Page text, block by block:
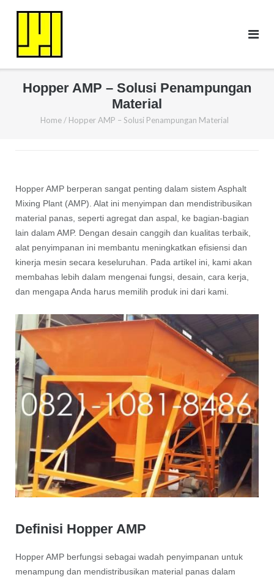
Hopper AMP – Solusi Penampungan
Material
Home/ Hopper AMP – Solusi Penampungan Material
Hopper AMP berperan sangat penting dalam sistem Asphalt
Mixing Plant (AMP). Alat ini menyimpan dan mendistribusikan
material panas, seperti agregat dan aspal, ke bagian-bagian
lain dalam AMP. Dengan desain canggih dan kualitas terbaik,
alat penyimpanan ini membantu meningkatkan efisiensi dan
kinerja mesin secara keseluruhan. Pada artikel ini, kami akan
membahas lebih dalam mengenai fungsi, desain, cara kerja,
dan mengapa Anda harus memilih produk ini dari kami.
Definisi Hopper AMP
Hopper AMP berfungsi sebagai wadah penyimpanan untuk
menampung dan mendistribusikan material panas dalam